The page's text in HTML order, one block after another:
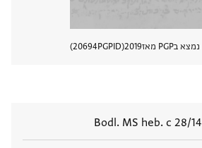
נמצא בPGP מאז 2019
PGPID
20694
Bodl. MS heb. c 28/14